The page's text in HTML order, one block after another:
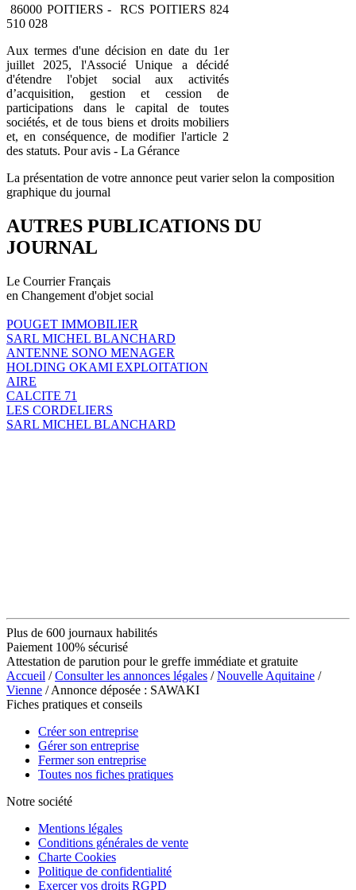
86000 POITIERS - RCS POITIERS 824
510 028
Aux termes d'une décision en date du 1er
juillet 2025, l'Associé Unique a décidé
d'étendre l'objet social aux activités
d’acquisition, gestion et cession de
participations dans le capital de toutes
sociétés, et de tous biens et droits mobiliers
et, en conséquence, de modifier l'article 2
des statuts. Pour avis - La Gérance
La présentation de votre annonce peut varier selon la composition
graphique du journal
AUTRES PUBLICATIONS DU
JOURNAL
Le Courrier Français
en Changement d'objet social
POUGET IMMOBILIER
SARL MICHEL BLANCHARD
ANTENNE SONO MENAGER
HOLDING OKAMI EXPLOITATION
AIRE
CALCITE 71
LES CORDELIERS
SARL MICHEL BLANCHARD
Plus de 600 journaux habilités
Paiement 100% sécurisé
Attestation de parution pour le greffe immédiate et gratuite
Accueil /Consulter les annonces légales /Nouvelle Aquitaine /
Vienne / Annonce déposée : SAWAKI
Fiches pratiques et conseils
Créer son entreprise
Gérer son entreprise
Fermer son entreprise
Toutes nos fiches pratiques
Notre société
Mentions légales
Conditions générales de vente
Charte Cookies
Politique de confidentialité
Exercer vos droits RGPD